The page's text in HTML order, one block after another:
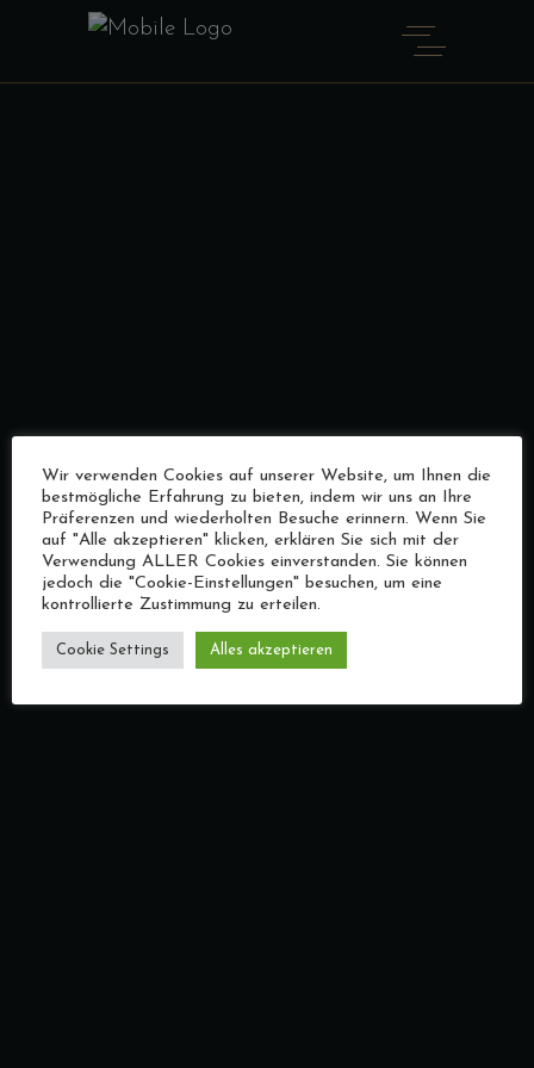
Wir verwenden Cookies auf unserer Website, um Ihnen die
bestmögliche Erfahrung zu bieten, indem wir uns an Ihre
Präferenzen und wiederholten Besuche erinnern. Wenn Sie
auf "Alle akzeptieren" klicken, erklären Sie sich mit der
Verwendung ALLER Cookies einverstanden. Sie können
jedoch die "Cookie-Einstellungen" besuchen, um eine
kontrollierte Zustimmung zu erteilen.
Cookie Settings Alles akzeptieren